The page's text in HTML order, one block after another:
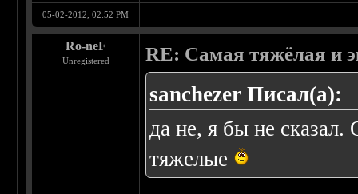
05-02-2012, 02:52 PM
Ro-neF
Unregistered RE: Самая тяжёлая и
sanchezer Писал(а):
да не, я бы не
тяжелые